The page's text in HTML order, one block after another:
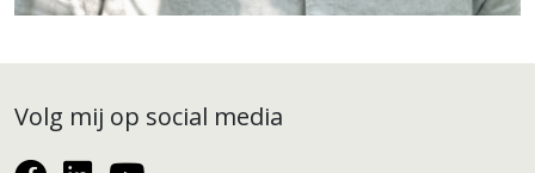
Volg mij op social media